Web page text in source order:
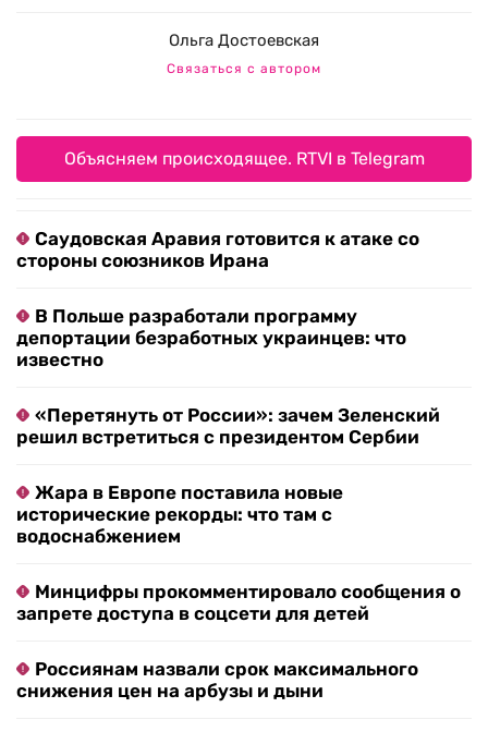
Ольга Достоевская
Связаться с автором
Объясняем происходящее. RTVI в Telegram
Саудовская Аравия готовится к атаке со
стороны союзников Ирана
В Польше разработали программу
депортации безработных украинцев: что
известно
«Перетянуть от России»: зачем Зеленский
решил встретиться с президентом Сербии
Жара в Европе поставила новые
исторические рекорды: что там с
водоснабжением
Минцифры прокомментировало сообщения о
запрете доступа в соцсети для детей
Россиянам назвали срок максимального
снижения цен на арбузы и дыни